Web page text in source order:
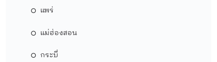
แพร่
แม่ฮ่องสอน
กระบี่